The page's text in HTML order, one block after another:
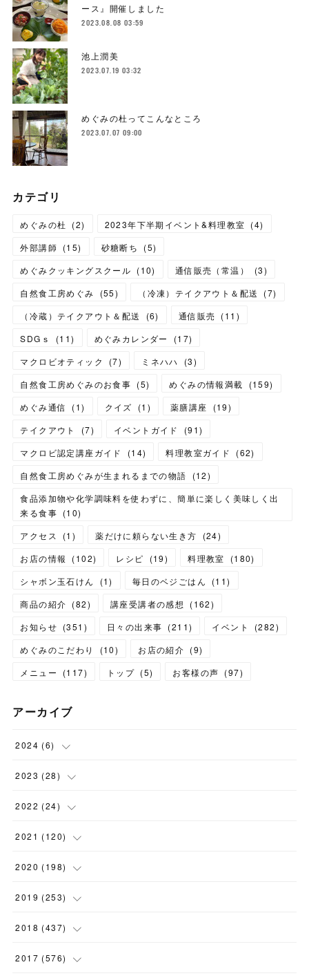
ース』開催しました
2023.08.08 03:59
池上潤美
2023.07.19 03:32
めぐみの杜ってこんなところ
2023.07.07 09:00
カテゴリ
めぐみの杜 (2) 2023年下半期イベント&料理教室 (4)
外部講師 (15) 砂糖断ち (5)
めぐみクッキングスクール (10) 通信販売（常温） (3)
自然食工房めぐみ
(55) （冷凍）テイクアウト＆配送 (7)
（冷蔵）テイクアウト＆配送
(6) 通信販売 (11 )
SDGｓ
(11) めぐみカレンダー (17)
マクロビオティック
(7) ミネハハ (3)
自然食工房めぐみのお食事 (5) めぐみの情報満載 (159)
めぐみ通信
(1) クイズ (1 ) 薬膳講座 (19)
テイクアウト
(7) イベントガイド (91)
マクロビ認定講座ガイド
(14) 料理教室ガイド (62)
自然食工房めぐみが生まれるまでの物語
(12)
食品添加物や化学調味料を使わずに、簡単に楽しく美味しく出
来る食事 (10)
アクセス
(1 ) 薬だけに頼らない生き方 (24)
お店の情報
(102) レシピ (19) 料理教室 (180)
シャボン玉石けん
(1) 毎日のベジごはん (11)
商品の紹介 (82) 講座受講者の感想 (162)
お知らせ (351 ) 日々の出来事 (211) イベント (282)
めぐみのこだわり
(10) お店の紹介 (9)
メニュー
(117) トップ (5) お客様の声 (97)
アーカイブ
2024 (6)
(1)
(1 )
(1)
( 1 )
2023 (28)
(2)
(1)
(1)
(2 )
2022 (24)
(5)
(2)
(2)
( 1 )
2021 (120)
(12)
(3)
(1)
(9)
2020 (198)
(12)
(11)
(12)
2019 (253)
(14)
(27)
2018 (437)
(23)
2017 (576)